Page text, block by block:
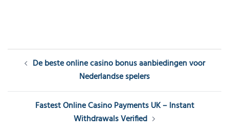
Post
navigation
De beste online casino bonus aanbiedingen voor
Nederlandse spelers
Fastest Online Casino Payments UK – Instant
Withdrawals Verified